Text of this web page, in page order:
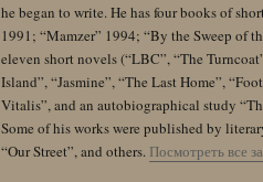
he began to write. He has four books of
1991; “Mamzer” 1994; “By the Sweep of
eleven short novels (“LBC”, “The
Island”, “Jasmine”, “The Last Home”,
Vitalis”, and an autobiographical study
Some of his works were published by
“Our Street”, and others. Посмотреть все